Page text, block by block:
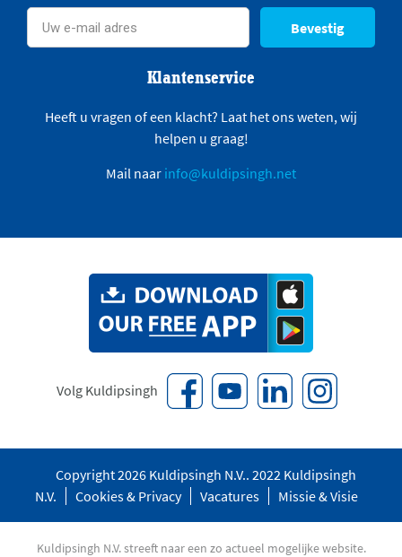
Bevestig
Klantenservice
Heeft u vragen of een klacht? Laat het ons weten, wij
helpen u graag!
Mail naar info@kuldipsingh.net
Volg Kuldipsingh
Copyright 2026 Kuldipsingh N.V.. 2022 Kuldipsingh
N.V.
Cookies & Privacy Vacatures Missie & Visie
Kuldipsingh N.V. streeft naar een zo actueel mogelijke website.